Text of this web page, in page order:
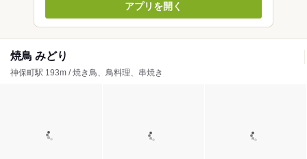
アプリを開く
焼鳥 みどり
神保町駅 193m / 焼き鳥、鳥料理、串焼き